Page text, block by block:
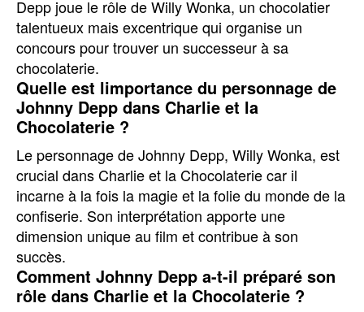
Depp joue le rôle de Willy Wonka, un chocolatier
talentueux mais excentrique qui organise un
concours pour trouver un successeur à sa
chocolaterie.
Quelle est limportance du personnage de
Johnny Depp dans Charlie et la
Chocolaterie ?
Le personnage de Johnny Depp, Willy Wonka, est
crucial dans Charlie et la Chocolaterie car il
incarne à la fois la magie et la folie du monde de la
confiserie. Son interprétation apporte une
dimension unique au film et contribue à son
succès.
Comment Johnny Depp a-t-il préparé son
rôle dans Charlie et la Chocolaterie ?